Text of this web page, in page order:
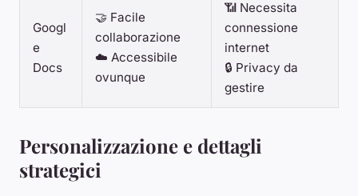
Googl
e
Docs
🤝 Facile
collaborazione
☁️ Accessibile
ovunque
📶 Necessita
connessione
internet
🔒 Privacy da
gestire
Personalizzazione e dettagli
strategici